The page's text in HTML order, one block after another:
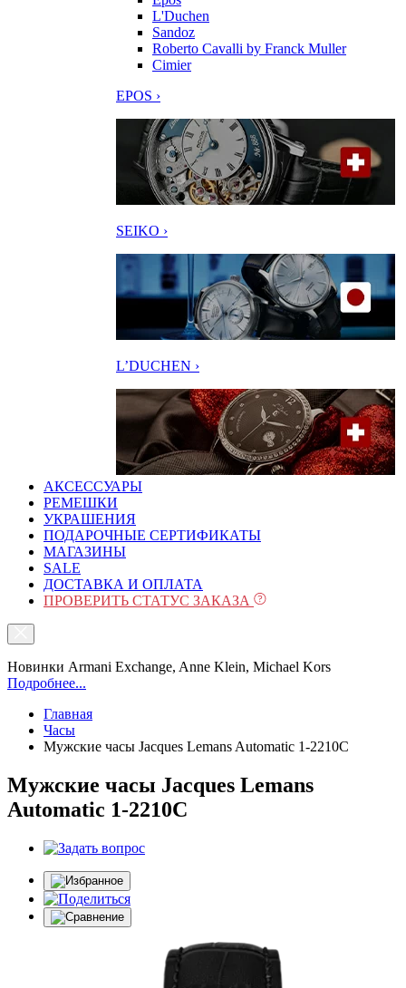
L'Duchen
Sandoz
Roberto Cavalli by Franck Muller
Cimier
EPOS ›
SEIKO ›
L’DUCHEN ›
АКСЕССУАРЫ
РЕМЕШКИ
УКРАШЕНИЯ
ПОДАРОЧНЫЕ СЕРТИФИКАТЫ
МАГАЗИНЫ
SALE
ДОСТАВКА И ОПЛАТА
ПРОВЕРИТЬ СТАТУС ЗАКАЗА
Новинки Armani Exchange, Anne Klein, Michael Kors
Подробнее...
Главная
Часы
Мужские часы Jacques Lemans Automatic 1-2210C
Мужские часы Jacques Lemans
Automatic 1-2210C